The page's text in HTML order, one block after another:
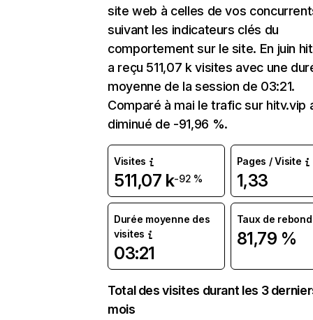
site web à celles de vos
suivant les indicateurs clés du
comportement sur le site. En juin
a reçu 511,07 k visites avec une
moyenne de la session de 03:21.
Comparé à mai le trafic sur hitv.vip
diminué de -91,96 %.
Visites
511,07 k-92 %
Pages / Visite
1,33
Durée moyenne des
visites
03:21
Taux de rebond
81,79 %
Total des visites durant les 3
mois